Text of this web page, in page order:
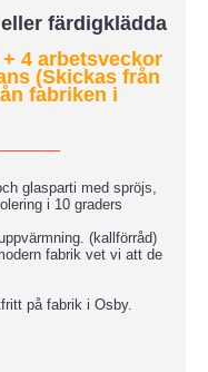
färdigklädda
4 arbetsveckor
(Skickas från
fabriken i
glasparti med spröjs,
i 10 graders
(kallförråd)
fabrik vet vi att de
på fabrik i Osby.